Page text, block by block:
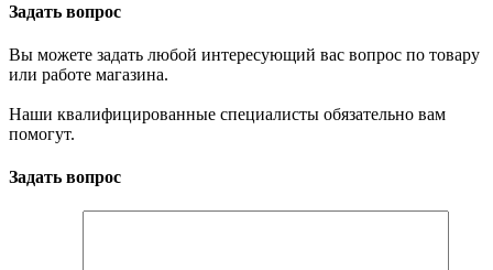
Задать вопрос
Вы можете задать любой интересующий вас вопрос по товару
или работе магазина.
Наши квалифицированные специалисты обязательно вам
помогут.
Задать вопрос